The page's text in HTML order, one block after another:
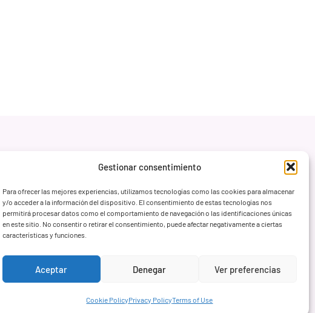
Gestionar consentimiento
Para ofrecer las mejores experiencias, utilizamos tecnologías como las cookies para almacenar
y/o acceder a la información del dispositivo. El consentimiento de estas tecnologías nos
permitirá procesar datos como el comportamiento de navegación o las identificaciones únicas
en este sitio. No consentir o retirar el consentimiento, puede afectar negativamente a ciertas
características y funciones.
Aceptar Denegar Ver preferencias
Cookie PolicyPrivacy PolicyTerms of Use